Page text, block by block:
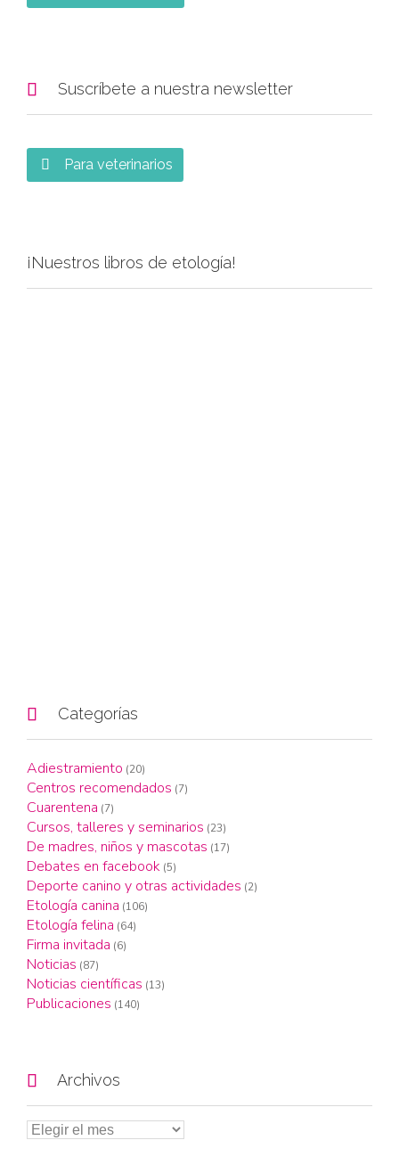
 Suscríbete a nuestra newsletter
 Para veterinarios
¡Nuestros libros de etología!
 Categorías
Adiestramiento (20)
Centros recomendados (7)
Cuarentena (7)
Cursos, talleres y seminarios (23)
De madres, niños y mascotas (17)
Debates en facebook (5)
Deporte canino y otras actividades (2)
Etología canina (106)
Etología felina (64)
Firma invitada (6)
Noticias (87)
Noticias científicas (13)
Publicaciones (140)
 Archivos